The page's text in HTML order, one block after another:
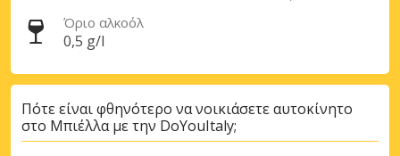
Όριο αλκοόλ
0,5 g/l
Πότε είναι φθηνότερο να νοικιάσετε αυτοκίνητο
στο Μπιέλλα με την DoYouItaly;